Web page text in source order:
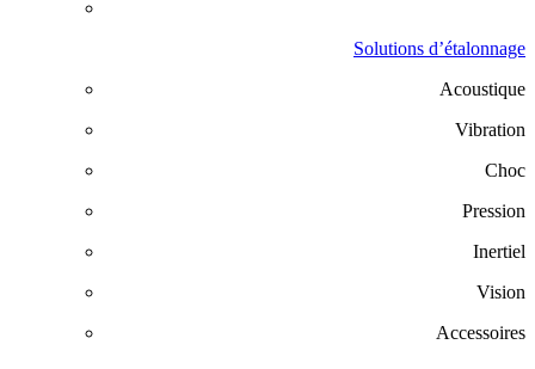
Solutions d’étalonnage
Acoustique
Vibration
Choc
Pression
Inertiel
Vision
Accessoires